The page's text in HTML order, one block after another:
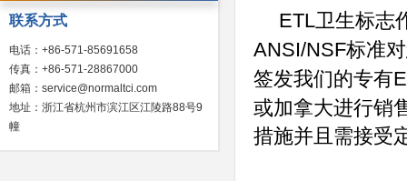
联系方式
电话：+86-571-85691658
传真：+86-571-28867000
邮箱：service@normaltci.com
地址：浙江省杭州市滨江区江陵路88号9
幢
ETL卫生标志
ANSI/NSF标准
签发我们的专有
或加拿大进行销
措施并且需接受